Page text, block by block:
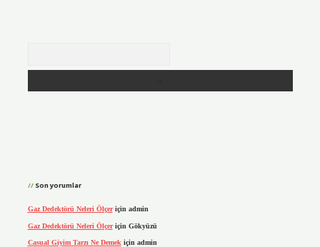
Son yorumlar
Gaz Dedektörü Neleri Ölçeriçin admin
Gaz Dedektörü Neleri Ölçeriçin Gökyüzü
Casual Giyim Tarzı Ne Demekiçin admin